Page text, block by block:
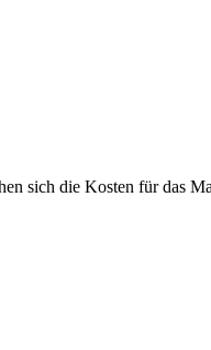
sich die Kosten für das